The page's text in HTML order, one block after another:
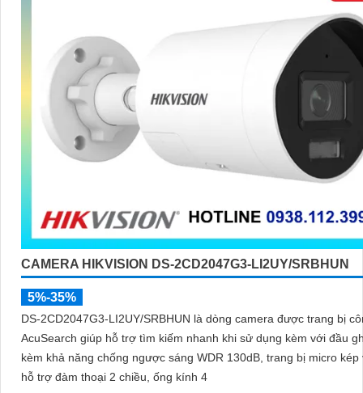
CAMERA HIKVISION DS-2CD2047G3-LI2UY/SRBHUN
5%-35%
DS-2CD2047G3-LI2UY/SRBHUN là dòng camera được trang bị
AcuSearch giúp hỗ trợ tìm kiếm nhanh khi sử dụng kèm với đầu
kèm khả năng chống ngược sáng WDR 130dB, trang bị micro kép
hỗ trợ đàm thoại 2 chiều, ống kính 4